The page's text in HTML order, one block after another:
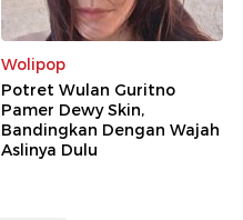
Wolipop
Potret Wulan Guritno
Pamer Dewy Skin,
Bandingkan Dengan Wajah
Aslinya Dulu